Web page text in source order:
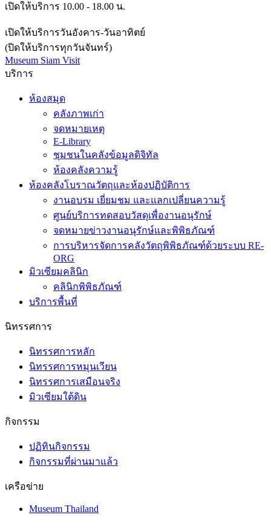
เปิดให้บริการ 10.00 - 18.00 น.
เปิดให้บริการวันอังคาร-วันอาทิตย์
(ปิดให้บริการทุกวันจันทร์)
Museum Siam Visit
บริการ
ห้องสมุด
คลังภาพเก่า
จดหมายเหตุ
E-Library
ชุมชนในคลังข้อมูลดิจิทัล
ห้องคลังความรู้
ห้องคลังโบราณวัตถุและห้องปฏิบัติการ
งานอบรม เยี่ยมชม และแลกเปลี่ยนความรู้
ศูนย์บริการทดสอบวัสดุเพื่องานอนุรักษ์
จดหมายข่าวงานอนุรักษ์และพิพิธภัณฑ์
การบริหารจัดการคลังวัตถุพิพิธภัณฑ์ด้วยระบบ RE-
ORG
มิวเซียมคลินิก
คลินิกพิพิธภัณฑ์
บริการพื้นที่
นิทรรศการ
นิทรรศการหลัก
นิทรรศการหมุนเวียน
นิทรรศการเสมือนจริง
มิวเซียมใต้ดิน
กิจกรรม
ปฏิทินกิจกรรม
กิจกรรมที่ผ่านมาแล้ว
เครือข่าย
Museum Thailand